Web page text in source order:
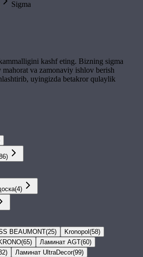
Sigma
kashf eting. Bizning sigma
va zamonaviy ishlov berish
uyingizda betakror qulaylik
)
(4)
BEAUMONT(25) Kronopol (58)
(65) Ламинат AGT(60)
) Ламинат UltraDecor(99)